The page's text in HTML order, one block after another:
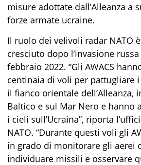
misure adottate dall’Alleanza a
forze armate ucraine.
Il ruolo dei velivoli radar NATO
cresciuto dopo l’invasione russa
febbraio 2022. “Gli AWACS
centinaia di voli per pattugliare
il fianco orientale dell’Alleanza,
Baltico e sul Mar Nero e hanno
i cieli sull’Ucraina”, riporta
NATO. “Durante questi voli gli
in grado di monitorare gli aerei
individuare missili e osservare